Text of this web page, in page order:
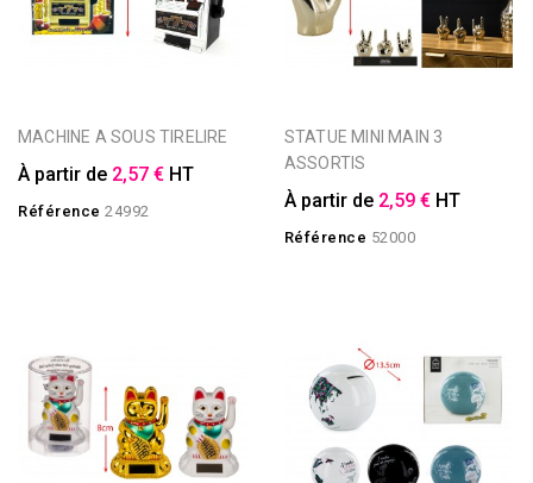
MACHINE A SOUS TIRELIRE
À partir de 2,57 € HT
Référence 24992
STATUE MINI MAIN 3
ASSORTIS
À partir de 2,59 € HT
Référence 52000